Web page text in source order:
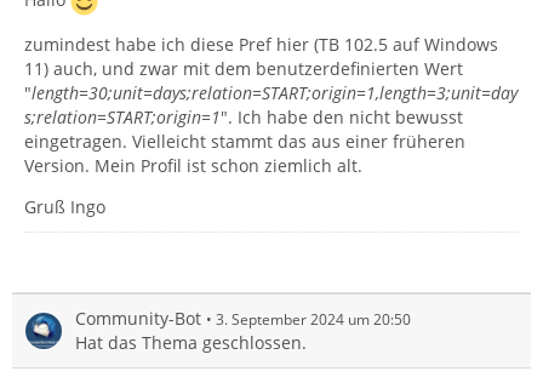
zumindest habe ich diese Pref hier (TB 102.5 auf Windows
11) auch, und zwar mit dem benutzerdefinierten Wert
"length=30;unit=days;relation=START;origin=1,length=3;unit=day
s;relation=START;origin=1". Ich habe den nicht bewusst
eingetragen. Vielleicht stammt das aus einer früheren
Version. Mein Profil ist schon ziemlich alt.
Gruß Ingo
Community-Bot 3. September 2024 um 20:50
Hat das Thema geschlossen.